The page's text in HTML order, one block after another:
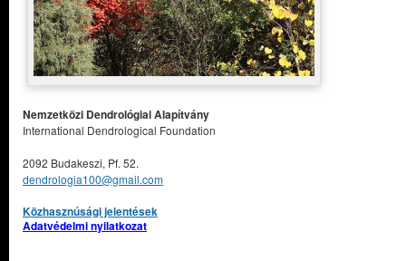
Nemzetközi Dendrológiai Alapítvány
International Dendrological Foundation
2092 Budakeszi, Pf. 52.
dendrologia100@gmail.com
Közhasznúsági jelentések
Adatvédelmi nyilatkozat